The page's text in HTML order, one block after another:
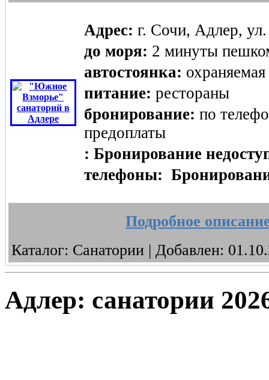
Адрес: г. Сочи, Адлер,
до моря: 2 минуты
автостоянка:
питание: рестораны
бронирование: по
предоплаты
: Бронирование
телефоны:
Подробное
Каталог: Санатории | Добавлен:
Адлер: санатории